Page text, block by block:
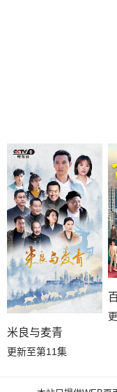
米良与麦青
更新至第11集